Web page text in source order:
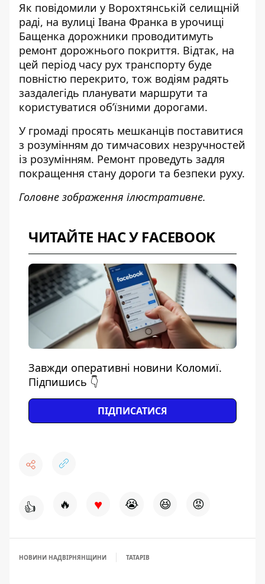
Як повідомили у Ворохтянській селищній
раді, на вулиці Івана Франка в урочищі
Бащенка дорожники проводитимуть
ремонт дорожнього покриття. Відтак, на
цей період часу рух транспорту буде
повністю перекрито, тож водіям радять
заздалегідь планувати маршрути та
користуватися об’їзними дорогами.
У громаді просять мешканців поставитися
з розумінням до тимчасових незручностей
із розумінням. Ремонт проведуть задля
покращення стану дороги та безпеки руху.
Головне зображення ілюстративне.
ЧИТАЙТЕ НАС У FACEBOOK
Завжди оперативні новини Коломиї.
Підпишись 👇
ПІДПИСАТИСЯ
👍 🔥 ♥ 😭 😆 😡
НОВИНИ НАДВІРНЯНЩИНИ ТАТАРІВ